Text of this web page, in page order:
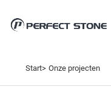
Start> Onze projecten